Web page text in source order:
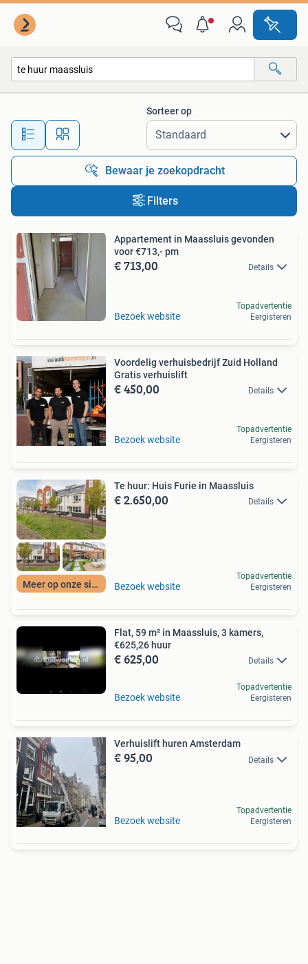
Alle afstanden…
Sorteer op
Bewaar je zoekopdracht
Filters
Appartement in Maassluis gevonden
voor €713,- pm
€ 713,00 Details
Bezoek website
Topadvertentie
Eergisteren
Voordelig verhuisbedrijf Zuid Holland
Gratis verhuislift
€ 450,00 Details
Bezoek website
Topadvertentie
Eergisteren
Meer op onze site
Te huur: Huis Furie in Maassluis
€ 2.650,00 Details
Bezoek website
Topadvertentie
Eergisteren
Flat, 59 m² in Maassluis, 3 kamers,
€625,26 huur
€ 625,00 Details
Bezoek website
Topadvertentie
Eergisteren
Verhuislift huren Amsterdam
€ 95,00 Details
Bezoek website
Topadvertentie
Eergisteren